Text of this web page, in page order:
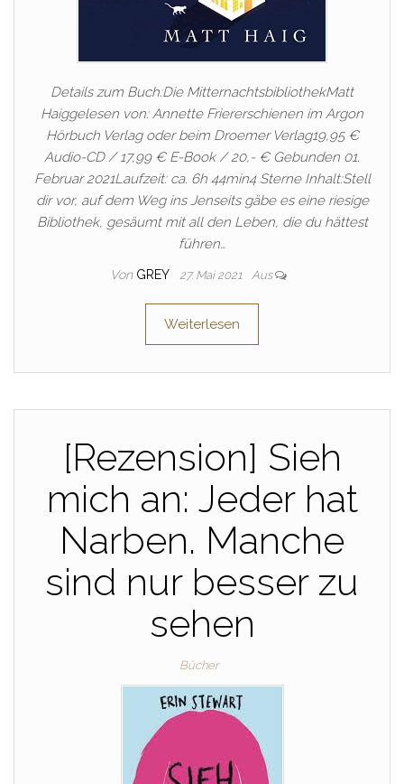
Details zum Buch:Die MitternachtsbibliothekMatt
Haiggelesen von: Annette Friererschienen im Argon
Hörbuch Verlag oder beim Droemer Verlag19,95 €
Audio-CD / 17,99 € E-Book / 20,- € Gebunden 01.
Februar 2021Laufzeit: ca. 6h 44min4 Sterne Inhalt:Stell
dir vor, auf dem Weg ins Jenseits gäbe es eine riesige
Bibliothek, gesäumt mit all den Leben, die du hättest
führen…
Von GREY 27. Mai 2021 Aus
Weiterlesen
[Rezension] Sieh
mich an: Jeder hat
Narben. Manche
sind nur besser zu
sehen
Bücher